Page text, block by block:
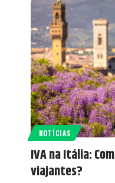
NOTÍCIAS
IVA na Itália:
viajantes?